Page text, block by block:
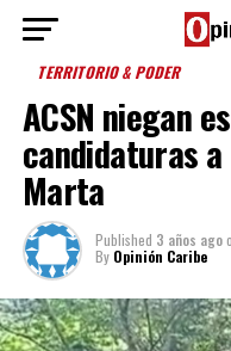
TERRITORIO & PODER
ACSN niegan
candidaturas
Marta
Published 3 años ago
By Opinión Caribe